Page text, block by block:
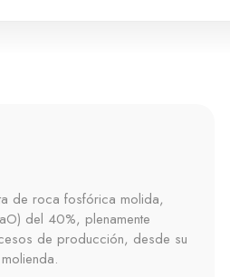
de roca fosfórica molida,
del 40%, plenamente
de producción, desde su